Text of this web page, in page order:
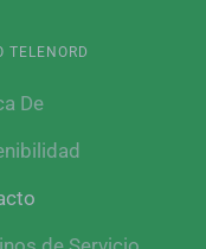
TELENORD
De